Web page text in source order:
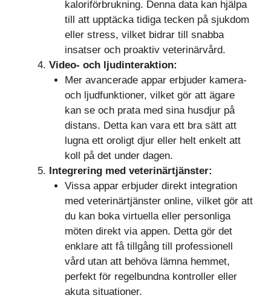
kaloriförbrukning. Denna data kan hjälpa
till att upptäcka tidiga tecken på sjukdom
eller stress, vilket bidrar till snabba
insatser och proaktiv veterinärvård.
Video- och ljudinteraktion:
Mer avancerade appar erbjuder kamera-
och ljudfunktioner, vilket gör att ägare
kan se och prata med sina husdjur på
distans. Detta kan vara ett bra sätt att
lugna ett oroligt djur eller helt enkelt att
koll på det under dagen.
Integrering med veterinärtjänster:
Vissa appar erbjuder direkt integration
med veterinärtjänster online, vilket gör att
du kan boka virtuella eller personliga
möten direkt via appen. Detta gör det
enklare att få tillgång till professionell
vård utan att behöva lämna hemmet,
perfekt för regelbundna kontroller eller
akuta situationer.